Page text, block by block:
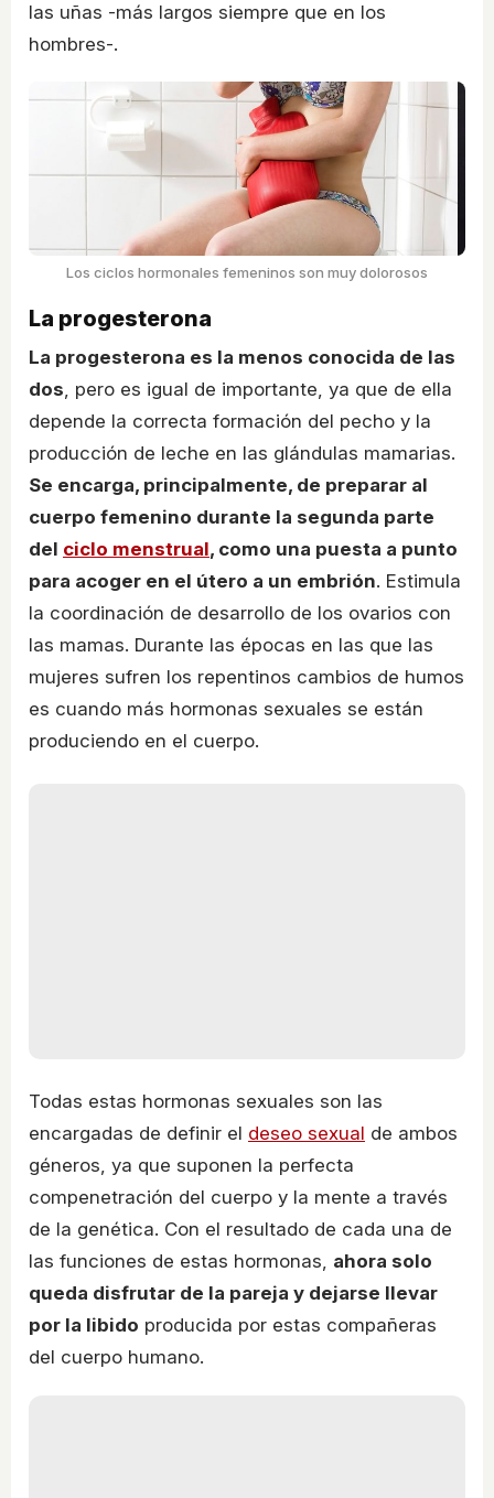
las uñas -más largos siempre que en los
hombres-.
Los ciclos hormonales femeninos son muy dolorosos
La progesterona
La progesterona es la menos conocida de las
dos, pero es igual de importante, ya que de ella
depende la correcta formación del pecho y la
producción de leche en las glándulas mamarias.
Se encarga, principalmente, de preparar al
cuerpo femenino durante la segunda parte
del ciclo menstrual, como una puesta a punto
para acoger en el útero a un embrión. Estimula
la coordinación de desarrollo de los ovarios con
las mamas. Durante las épocas en las que las
mujeres sufren los repentinos cambios de humos
es cuando más hormonas sexuales se están
produciendo en el cuerpo.
Todas estas hormonas sexuales son las
encargadas de definir el deseo sexual de ambos
géneros, ya que suponen la perfecta
compenetración del cuerpo y la mente a través
de la genética. Con el resultado de cada una de
las funciones de estas hormonas, ahora solo
queda disfrutar de la pareja y dejarse llevar
por la libido producida por estas compañeras
del cuerpo humano.